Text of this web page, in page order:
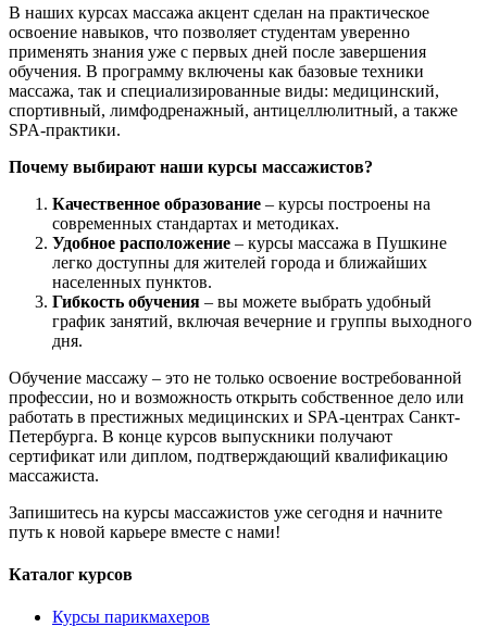
В наших курсах массажа акцент сделан на практическое
освоение навыков, что позволяет студентам уверенно
применять знания уже с первых дней после завершения
обучения. В программу включены как базовые техники
массажа, так и специализированные виды: медицинский,
спортивный, лимфодренажный, антицеллюлитный, а также
SPA-практики.
Почему выбирают наши курсы массажистов?
Качественное образование – курсы построены на
современных стандартах и методиках.
Удобное расположение – курсы массажа в Пушкине
легко доступны для жителей города и ближайших
населенных пунктов.
Гибкость обучения – вы можете выбрать удобный
график занятий, включая вечерние и группы выходного
дня.
Обучение массажу – это не только освоение востребованной
профессии, но и возможность открыть собственное дело или
работать в престижных медицинских и SPA-центрах Санкт-
Петербурга. В конце курсов выпускники получают
сертификат или диплом, подтверждающий квалификацию
массажиста.
Запишитесь на курсы массажистов уже сегодня и начните
путь к новой карьере вместе с нами!
Каталог курсов
Курсы парикмахеров